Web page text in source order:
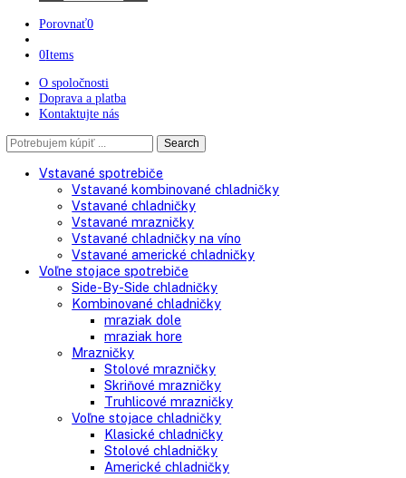
Gastrozóna
Porovnať 0
0Items
O spoločnosti
Kontaktujte nás
Search
Vstavané spotrebiče
Vstavané kombinované chladničky
Vstavané chladničky
Vstavané mrazničky
Vstavané chladničky na víno
Vstavané americké chladničky
Voľne stojace spotrebiče
Side-By-Side chladničky
Kombinované chladničky
mraziak dole
mraziak hore
Mrazničky
Stolové mrazničky